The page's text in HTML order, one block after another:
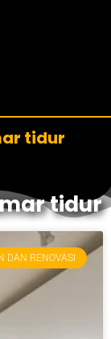
tidur
tidur
DAN RENOVASI